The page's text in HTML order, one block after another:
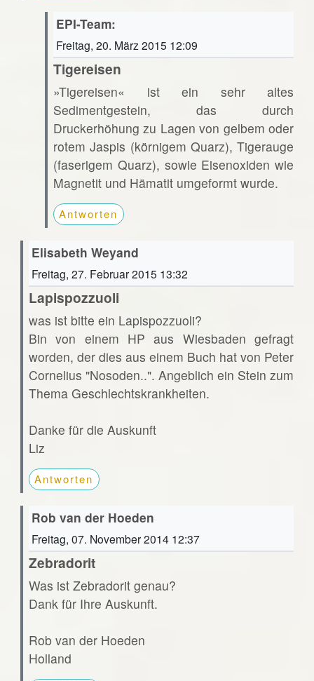
EPI-Team:
Freitag, 20. März 2015 12:09
Tigereisen
»Tigereisen« ist ein sehr altes
Sedimentgestein, das durch
Druckerhöhung zu Lagen von gelbem oder
rotem Jaspis (körnigem Quarz), Tigerauge
(faserigem Quarz), sowie Eisenoxiden wie
Magnetit und Hämatit umgeformt wurde.
Antworten
Elisabeth Weyand
Freitag, 27. Februar 2015 13:32
Lapispozzuoli
was ist bitte ein Lapispozzuoli?
Bin von einem HP aus Wiesbaden gefragt
worden, der dies aus einem Buch hat von Peter
Cornelius "Nosoden..". Angeblich ein Stein zum
Thema Geschlechtskrankheiten.
Danke für die Auskunft
Liz
Antworten
Rob van der Hoeden
Freitag, 07. November 2014 12:37
Zebradorit
Was ist Zebradorit genau?
Dank für Ihre Auskunft.
Rob van der Hoeden
Holland